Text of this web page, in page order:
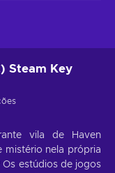
Steam Key
vila de Haven
mistério nela própria
estúdios de jogos